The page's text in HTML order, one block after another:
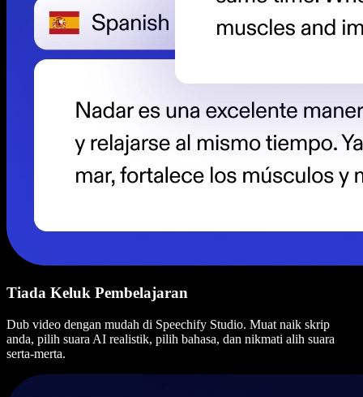
Tiada Keluk Pembelajaran
Dub video dengan mudah di Speechify Studio. Muat naik skrip
anda, pilih suara AI realistik, pilih bahasa, dan nikmati alih suara
serta-merta.